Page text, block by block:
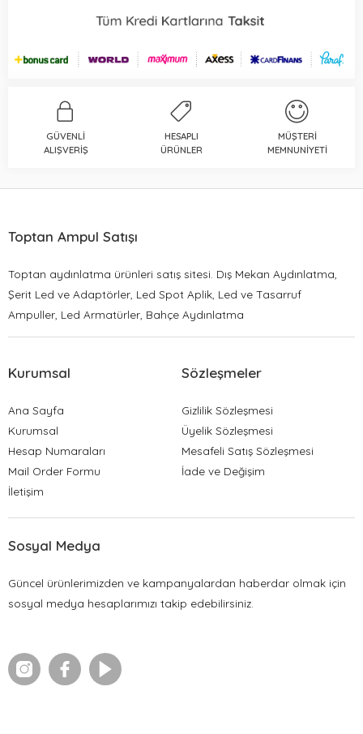
GÜVENLI
ALIŞVERIŞ
HESAPLI
ÜRÜNLER
MÜŞTERI
MEMNUNIYETI
Toptan Ampul Satışı
Toptan aydınlatma ürünleri satış sitesi. Dış Mekan Aydınlatma,
Şerit Led ve Adaptörler, Led Spot Aplik, Led ve Tasarruf
Ampuller, Led Armatürler, Bahçe Aydınlatma
Kurumsal
Ana Sayfa
Kurumsal
Hesap Numaraları
Mail Order Formu
İletişim
Sözleşmeler
Gizlilik Sözleşmesi
Üyelik Sözleşmesi
Mesafeli Satış Sözleşmesi
İade ve Değişim
Sosyal Medya
Güncel ürünlerimizden ve kampanyalardan haberdar olmak için
sosyal medya hesaplarımızı takip edebilirsiniz.